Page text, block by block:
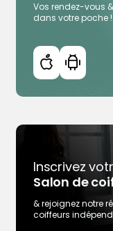
Vos rendez-vous
dans votre poche !
Inscrivez
Salon de
& rejoignez notre
coiffeurs